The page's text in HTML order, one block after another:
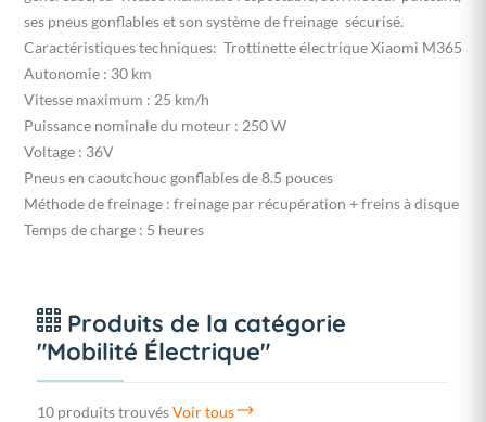
ses pneus gonflables et son système de freinage sécurisé.
Caractéristiques techniques: Trottinette électrique Xiaomi M365
Autonomie : 30 km
Vitesse maximum : 25 km/h
Puissance nominale du moteur : 250 W
Voltage : 36V
Pneus en caoutchouc gonflables de 8.5 pouces
Méthode de freinage : freinage par récupération + freins à disque
Temps de charge : 5 heures
Produits de la catégorie
"Mobilité Électrique"
10 produits trouvésVoir tous